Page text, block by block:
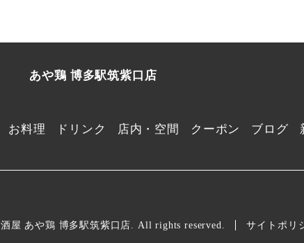
あや鶏 博多駅筑紫口店
お料理 ドリンク 店内・空間 クーポン ブログ
屋 あや鶏 博多駅筑紫口店. All rights reserved. サイトポリ